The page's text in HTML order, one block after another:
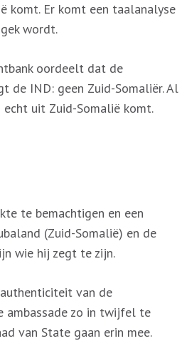
komt. Er komt een taalanalyse
wordt.
oordeelt dat de
de IND: geen Zuid-Somaliër. Al
uit Zuid-Somalië komt.
te bemachtigen en een
(Zuid-Somalië) en de
wie hij zegt te zijn.
van de
ambassade zo in twijfel te
van State gaan erin mee.